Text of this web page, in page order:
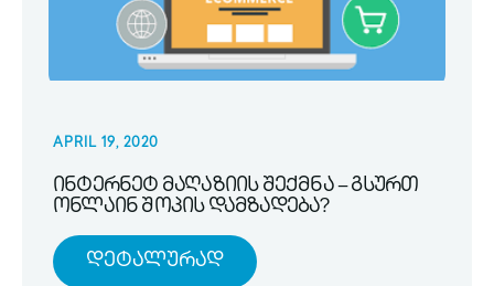
APRIL 19, 2020
ინტერნეტ მაღაზიის შექმნა – გსურთ
ონლაინ შოპის დამზადება?
Დეტალურად